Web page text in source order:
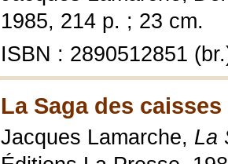
1985, 214 p. ; 23 cm.
ISBN : 2890512851
La Saga des
Jacques Lamarche, La